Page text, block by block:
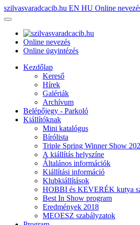
szilvasvaradcacib.hu EN HU Online
Online nevezés
Online ügyintézés
Kezdőlap
Kereső
Hírek
Galériák
Archívum
Belépőjegy - Parkoló
Kiállítóknak
Mini katalógus
Bírólista
Triple Spring Winner Show
A kiállítás helyszíne
Általános információk
Kiállítási információ
Klubkiállítások
HOBBI és KEVERÉK kutya
Best In Show program
Eredmények 2018
MEOESZ szabályzatok